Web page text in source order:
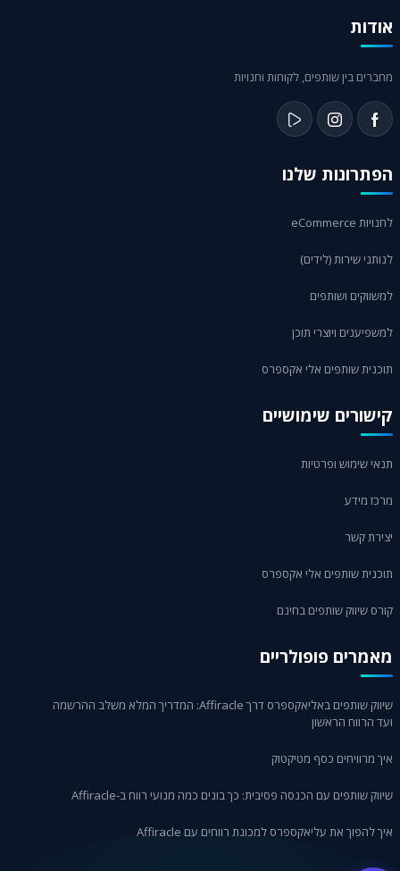
אודות
מחברים בין שותפים, לקוחות וחנויות
הפתרונות שלנו
לחנויות eCommerce
לנותני שירות (לידים)
למשווקים ושותפים
למשפיענים ויוצרי תוכן
תוכנית שותפים אלי אקספרס
קישורים שימושיים
תנאי שימוש ופרטיות
מרכז מידע
יצירת קשר
תוכנית שותפים אלי אקספרס
קורס שיווק שותפים בחינם
מאמרים פופולריים
שיווק שותפים באליאקספרס דרך Affiracle: המדריך המלא משלב ההרשמה
ועד הרווח הראשון
איך מרוויחים כסף מטיקטוק
שיווק שותפים עם הכנסה פסיבית: כך בונים כמה מנועי רווח ב-Affiracle
איך להפוך את עליאקספרס למכונת רווחים עם Affiracle